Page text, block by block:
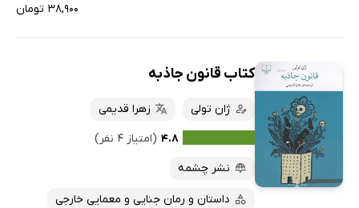
۳۸,۹۰۰ تومان
کتاب قانون جاذبه
ژان تولی
زهرا قدیمی
۴.۸ (امتیاز ۴ نفر)
نشر چشمه
داستان و رمان جنایی و معمایی خارجی